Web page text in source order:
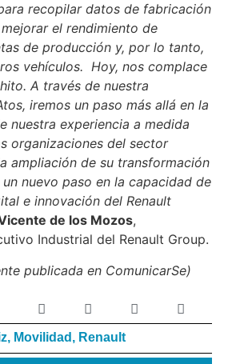
recopilar datos de fabricación
el rendimiento de
de producción y, por lo tanto,
vehículos. Hoy, nos complace
A través de nuestra
iremos un paso más allá en la
nuestra experiencia a medida
organizaciones del sector
ampliación de su transformación
nuevo paso en la capacidad de
e innovación del Renault
de los Mozos,
Industrial del Renault Group.
publicada en ComunicarSe)
, Movilidad , Renault